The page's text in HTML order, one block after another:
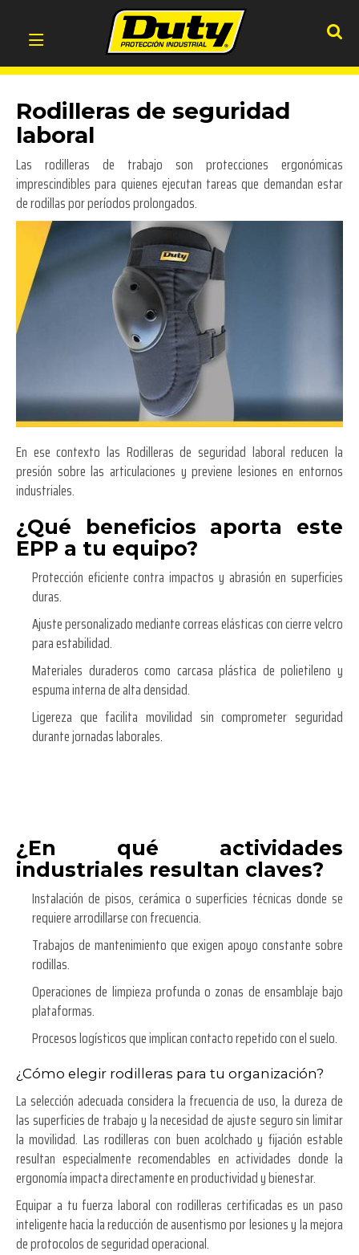
Rodilleras de seguridad
laboral
Las rodilleras de trabajo son protecciones ergonómicas
imprescindibles para quienes ejecutan tareas que demandan estar
de rodillas por períodos prolongados.
En ese contexto las Rodilleras de seguridad laboral reducen la
presión sobre las articulaciones y previene lesiones en entornos
industriales.
¿Qué beneficios aporta este
EPP a tu equipo?
Protección eficiente contra impactos y abrasión en superficies
duras.
Ajuste personalizado mediante correas elásticas con cierre velcro
para estabilidad.
Materiales duraderos como carcasa plástica de polietileno y
espuma interna de alta densidad.
Ligereza que facilita movilidad sin comprometer seguridad
durante jornadas laborales.
¿En qué actividades
industriales resultan claves?
Instalación de pisos, cerámica o superficies técnicas donde se
requiere arrodillarse con frecuencia.
Trabajos de mantenimiento que exigen apoyo constante sobre
rodillas.
Operaciones de limpieza profunda o zonas de ensamblaje bajo
plataformas.
Procesos logísticos que implican contacto repetido con el suelo.
¿Cómo elegir rodilleras para tu organización?
La selección adecuada considera la frecuencia de uso, la dureza de
las superficies de trabajo y la necesidad de ajuste seguro sin limitar
la movilidad. Las rodilleras con buen acolchado y fijación estable
resultan especialmente recomendables en actividades donde la
ergonomía impacta directamente en productividad y bienestar.
Equipar a tu fuerza laboral con rodilleras certificadas es un paso
inteligente hacia la reducción de ausentismo por lesiones y la mejora
de protocolos de seguridad operacional.